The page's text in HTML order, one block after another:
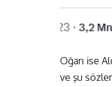
Oğan ise
ve şu